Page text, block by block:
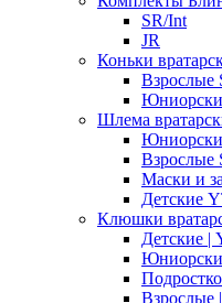
SR/Int
JR
Коньки
Взрослые
Шлема
Взрослые
Маски и
Детские
Клюшки
Детские |
Взрослые